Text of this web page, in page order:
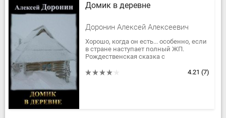
Домик в деревне
Доронин Алексей Алексеевич
Хорошо, когда он есть... особенно, если
в стране наступает полный ЖП.
Рождественская сказка с
4.21 (7)